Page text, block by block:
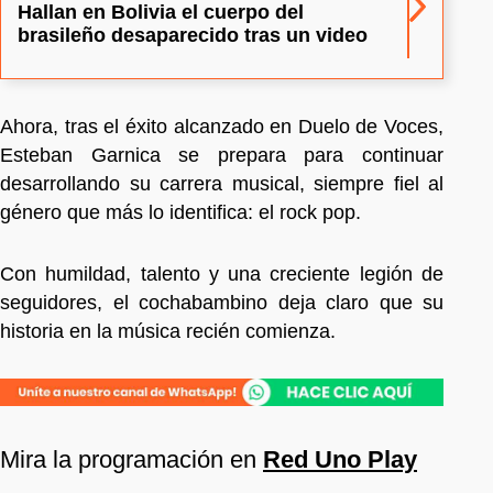
Hallan en Bolivia el cuerpo del
brasileño desaparecido tras un video
Ahora, tras el éxito alcanzado en Duelo de Voces,
Esteban Garnica se prepara para continuar
desarrollando su carrera musical, siempre fiel al
género que más lo identifica: el rock pop.
Con humildad, talento y una creciente legión de
seguidores, el cochabambino deja claro que su
historia en la música recién comienza.
Mira la programación en Red Uno Play